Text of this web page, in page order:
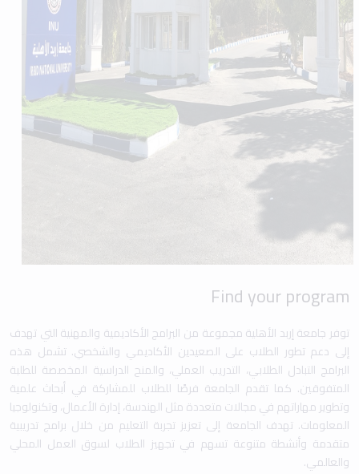
Find your program
توفر جامعة إربد الأهلية مجموعة من البرامج الأكاديمية والمهنية التي تهدف
إلى دعم تطور الطلاب على الصعيدين الأكاديمي والشخصي. تشمل هذه
البرامج التبادل الطلابي، التدريب العملي، والمنح الدراسية المخصصة للطلبة
المتفوقين. كما تقدم الجامعة فرصًا للطلاب للمشاركة في أبحاث علمية
وتطوير مهاراتهم في مجالات متعددة مثل الهندسة، إدارة الأعمال، وتكنولوجيا
المعلومات. تهدف الجامعة إلى تعزيز تجربة التعليم من خلال برامج تدريبية
متقدمة وأنشطة متنوعة تسهم في تجهيز الطلاب لسوق العمل المحلي
والعالمي.